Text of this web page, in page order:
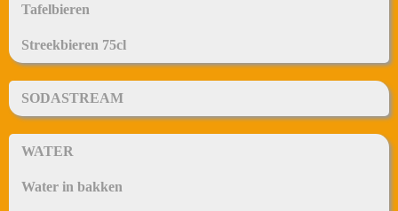
Tafelbieren
Streekbieren 75cl
SODASTREAM
WATER
Water in bakken